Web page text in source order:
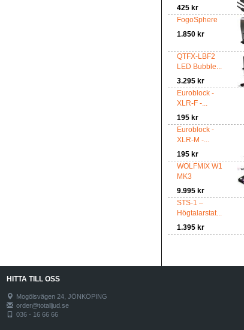
425 kr
FogoSphere
1.850 kr
QTFX-LBF2
LED Bubble...
3.295 kr
Euroblock -
XLR-F -...
195 kr
Euroblock -
XLR-M -...
195 kr
WOLFMIX W1
MK3
9.995 kr
STS-1 –
Högtalarstat...
1.395 kr
HITTA TILL OSS
Mogölsvägen 24, JÖNKÖPING
order@totalljud.se
036 - 16 66 66